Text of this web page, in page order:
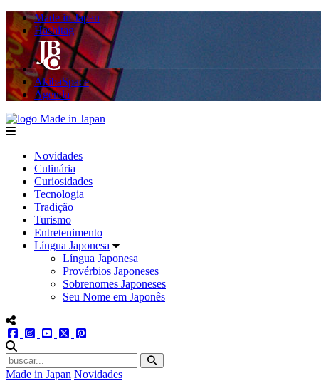
Made in Japan
Hashitag
AkibaSpace
Agenda
menu
Novidades
Culinária
Curiosidades
Tecnologia
Tradição
Turismo
Entretenimento
Língua Japonesa
Língua Japonesa
Provérbios Japoneses
Sobrenomes Japoneses
Seu Nome em Japonês
menu redes social
facebookinstagram
youtube
twitter
Made in Japan Novidades